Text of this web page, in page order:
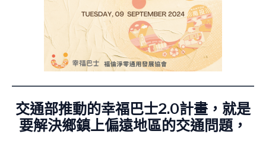
交通部推動的幸福巴士2.0計畫，就是
要解決鄉鎮上偏遠地區的交通問題，